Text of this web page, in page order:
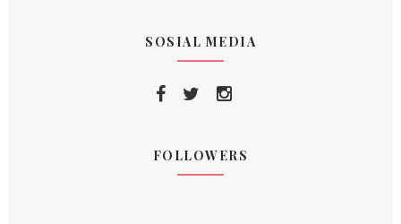
SOSIAL MEDIA
FOLLOWERS